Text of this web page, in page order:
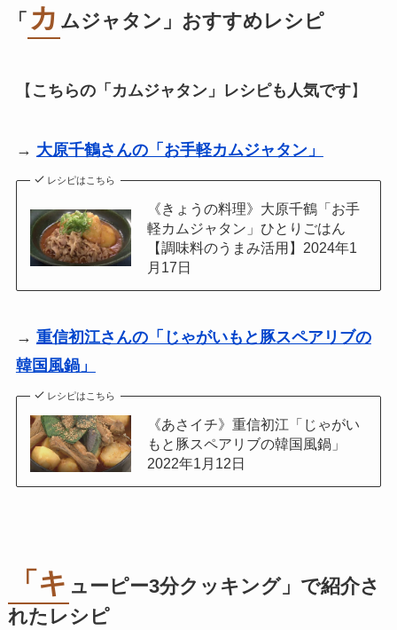
「 カ ムジャタン 」おすすめレシピ
【 こちらの「 カムジャタン」レシピも人気です】
→ 大原千鶴さんの「お手軽カムジャタン」
レシピはこちら
《きょうの料理》大原千鶴「お手
軽カムジャタン」ひとりごはん
【調味料のうまみ活用】2024年1
月17日
→ 重信初江さんの「じゃがいもと豚スペアリブの
韓国風鍋」
レシピはこちら
《あさイチ》重信初江「じゃがい
もと豚スペアリブの韓国風鍋」
2022年1月12日
「キ ューピー3分クッキング」で紹介さ
れたレシピ